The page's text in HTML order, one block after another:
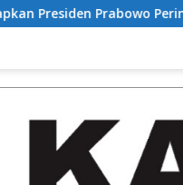
Polri Berbenah,